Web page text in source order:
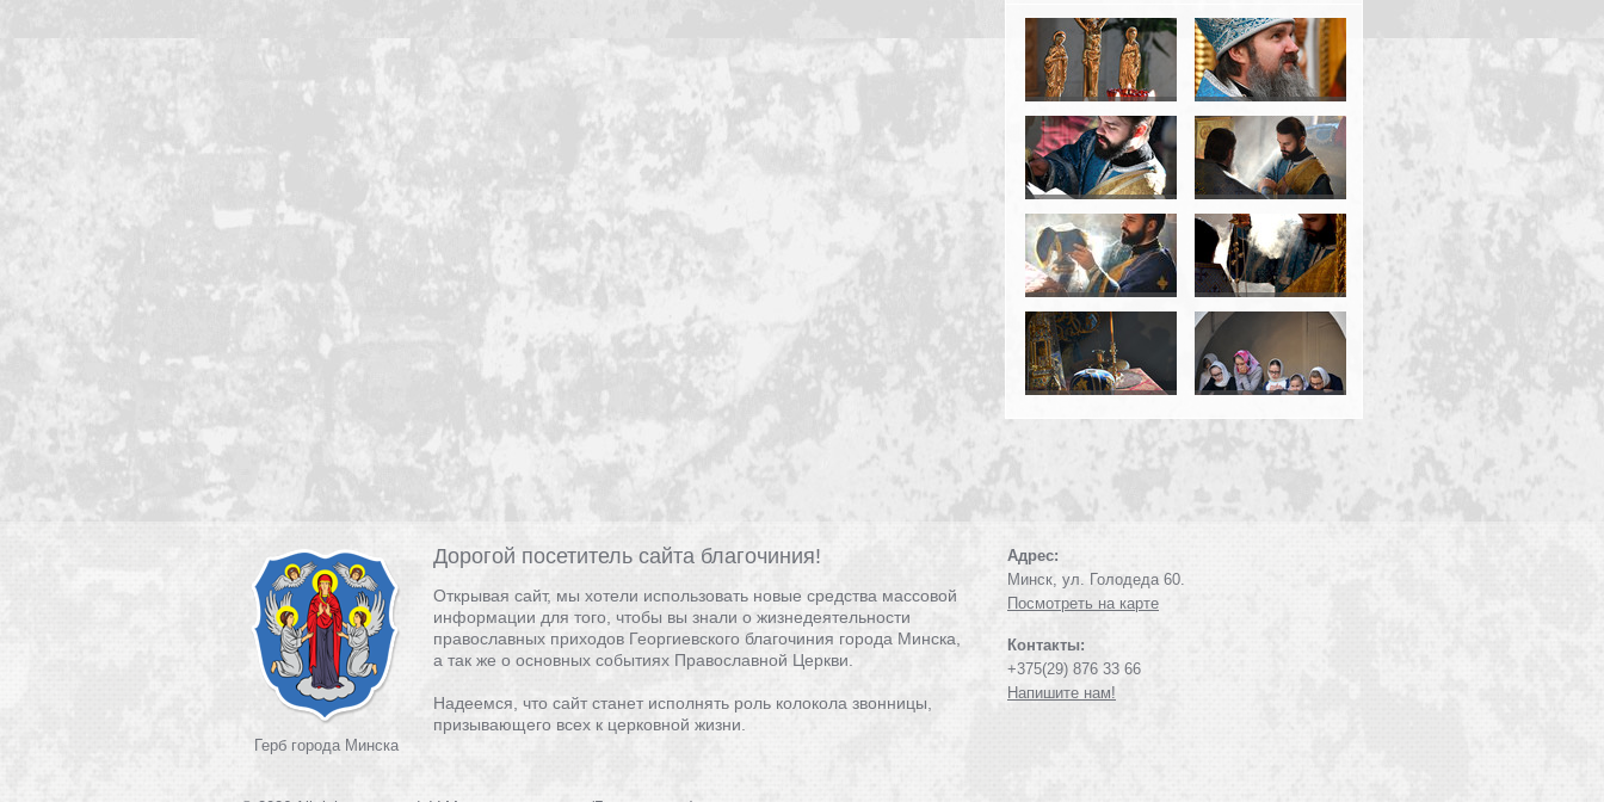
Адрес:
Минск, ул. Голодеда 60.
Посмотреть на карте
Контакты:
+375(29) 876 33 66
Напишите нам!
Герб города Минска
Дорогой посетитель сайта благочиния!
Открывая сайт, мы хотели использовать новые средства массовой
информации для того, чтобы вы знали о жизнедеятельности
православных приходов Георгиевского благочиния города Минска,
а так же о основных событиях Православной Церкви.
Надеемся, что сайт станет исполнять роль колокола звонницы,
призывающего всех к церковной жизни.